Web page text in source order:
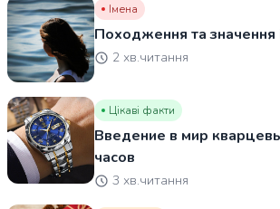
Імена
Походження та значення
2 хв.читання
Цікаві факти
Введение в мир
часов
3 хв.читання